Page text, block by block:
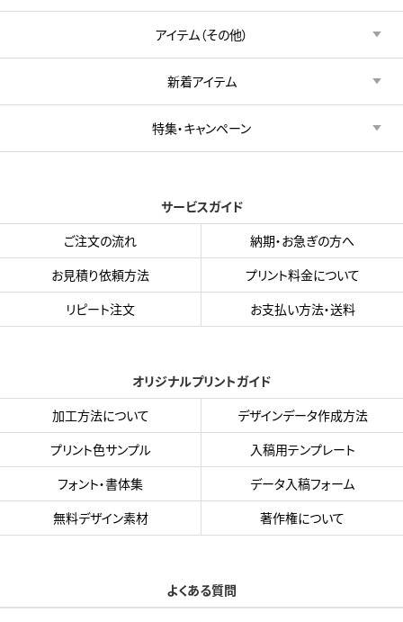
アイテム（その他）
新着アイテム
特集・キャンペーン
サービスガイド
ご注文の流れ
納期・お急ぎの方へ
お見積り依頼方法
プリント料金について
リピート注文
お支払い方法・送料
オリジナルプリントガイド
加工方法について
デザインデータ作成方法
プリント色サンプル
入稿用テンプレート
フォント・書体集
データ入稿フォーム
無料デザイン素材
著作権について
よくある質問